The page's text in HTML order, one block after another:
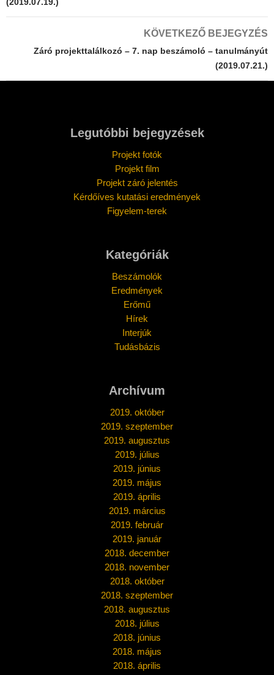
KÖVETKEZŐ BEJEGYZÉS
Záró projekttalálkozó – 7. nap beszámoló – tanulmányút
(2019.07.21.)
Legutóbbi bejegyzések
Projekt fotók
Projekt film
Projekt záró jelentés
Kérdőíves kutatási eredmények
Figyelem-terek
Kategóriák
Beszámolók
Eredmények
Erőmű
Hírek
Interjúk
Tudásbázis
Archívum
2019. október
2019. szeptember
2019. augusztus
2019. július
2019. június
2019. május
2019. április
2019. március
2019. február
2019. január
2018. december
2018. november
2018. október
2018. szeptember
2018. augusztus
2018. július
2018. június
2018. május
2018. április